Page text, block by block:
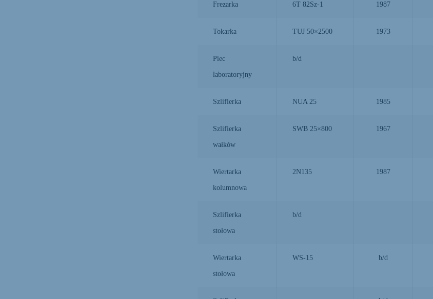
Frezarka 6T 82Sz-1 1987
Tokarka TUJ 50×2500 1973
Piec
laboratoryjny
b/d
Szlifierka NUA 25 1985
Szlifierka
wałków
SWB 25×800 1967
Wiertarka
kolumnowa
2N135 1987
Szlifierka
stołowa
b/d
Wiertarka
stołowa
WS-15 b/d